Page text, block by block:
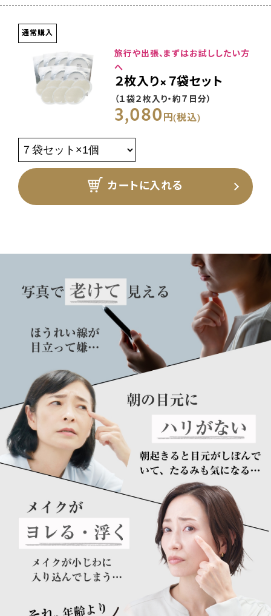
通常購入
旅行や出張、まずはお試ししたい方
へ
２枚入り×７袋セット
（１袋２枚入り・約７日分）
3,080 円(税込)
カートに入れる